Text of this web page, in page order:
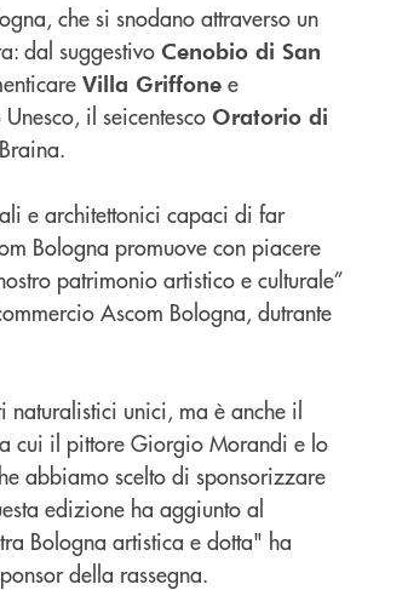
che si snodano attraverso un
dal suggestivo Cenobio di San
Villa Griffone e
il seicentesco Oratorio di
e architettonici capaci di far
Bologna promuove con piacere
patrimonio artistico e culturale”
Ascom Bologna, dutrante
naturalistici unici, ma è anche il
cui il pittore Giorgio Morandi e lo
abbiamo scelto di sponsorizzare
edizione ha aggiunto al
Bologna artistica e dotta" ha
della rassegna.